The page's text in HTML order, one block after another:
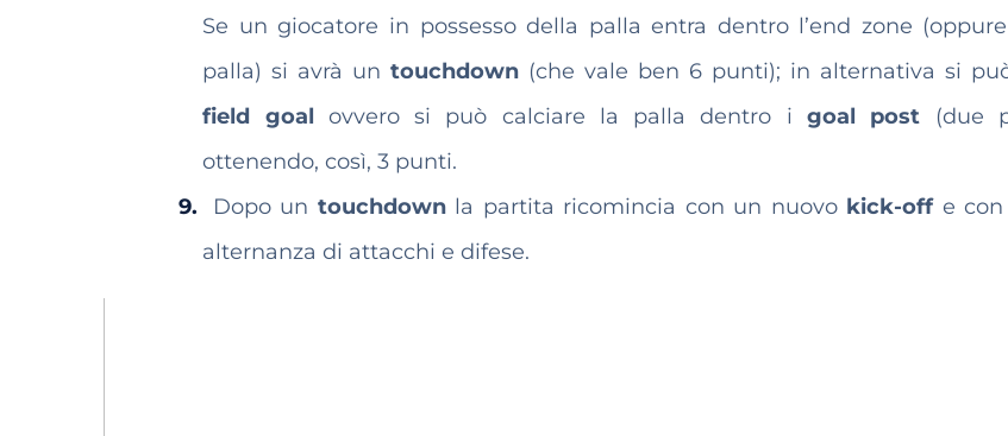
Se un giocatore in possesso della palla entra dentro l’end zone
palla) si avrà untouchdown (che vale ben 6 punti); in alternativa si
field goal ovvero si può calciare la palla dentro i goal post (due
ottenendo, così, 3 punti.
Dopo un touchdownla partita ricomincia con un nuovo kick-offe con
alternanza di attacchi e difese.